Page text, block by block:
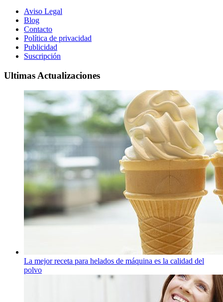
Aviso Legal
Blog
Contacto
Política de privacidad
Publicidad
Suscripción
Ultimas Actualizaciones
La mejor receta para helados de máquina es la calidad del
polvo